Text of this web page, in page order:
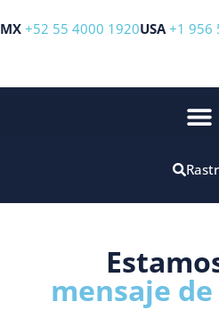
MX +52 55 4000 1920USA +1 956
mensaje